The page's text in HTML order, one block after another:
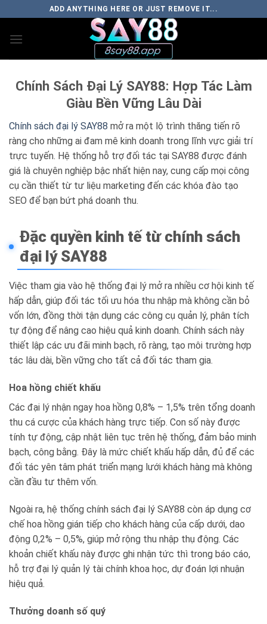
nội
ADD ANYTHING HERE OR JUST REMOVE IT...
Chính Sách Đại Lý SAY88: Hợp Tác Làm
Giàu Bền Vững Lâu Dài
Chính sách đại lý SAY88 mở ra một lộ trình thăng tiến rõ
ràng cho những ai đam mê kinh doanh trong lĩnh vực giải trí
trực tuyến. Hệ thống hỗ trợ đối tác tại SAY88 được đánh
giá là chuyên nghiệp bậc nhất hiện nay, cung cấp mọi công
cụ cần thiết từ tư liệu marketing đến các khóa đào tạo
SEO để bạn bứt phá doanh thu.
Đặc quyền kinh tế từ chính sách
đại lý SAY88
Việc tham gia vào hệ thống đại lý mở ra nhiều cơ hội kinh tế
hấp dẫn, giúp đối tác tối ưu hóa thu nhập mà không cần bỏ
vốn lớn, đồng thời tận dụng các công cụ quản lý, phân tích
tự động để nâng cao hiệu quả kinh doanh. Chính sách này
thiết lập các ưu đãi minh bạch, rõ ràng, tạo môi trường hợp
tác lâu dài, bền vững cho tất cả đối tác tham gia.
Hoa hồng chiết khấu
Các đại lý nhận ngay hoa hồng 0,8% – 1,5% trên tổng doanh
thu cá cược của khách hàng trực tiếp. Con số này được
tính tự động, cập nhật liên tục trên hệ thống, đảm bảo minh
bạch, công bằng. Đây là mức chiết khấu hấp dẫn, đủ để các
đối tác yên tâm phát triển mạng lưới khách hàng mà không
cần đầu tư thêm vốn.
Ngoài ra, hệ thống chính sách đại lý SAY88 còn áp dụng cơ
chế hoa hồng gián tiếp cho khách hàng của cấp dưới, dao
động 0,2% – 0,5%, giúp mở rộng thu nhập thụ động. Các
khoản chiết khấu này được ghi nhận tức thì trong báo cáo,
hỗ trợ đại lý quản lý tài chính khoa học, dự đoán lợi nhuận
hiệu quả.
Thưởng doanh số quý